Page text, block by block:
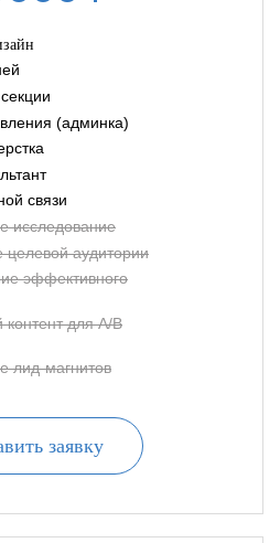
(админка)
связи
исследование
целевой аудитории
эффективного
для A/B
лид-магнитов
заявку